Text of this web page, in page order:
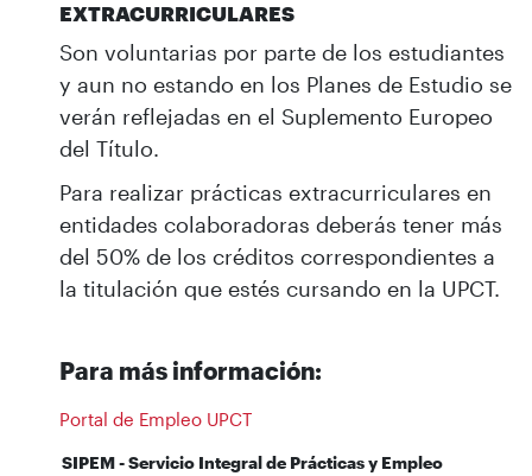
EXTRACURRICULARES
Son voluntarias por parte de los estudiantes
y aun no estando en los Planes de Estudio se
verán reflejadas en el Suplemento Europeo
del Título.
Para realizar prácticas extracurriculares en
entidades colaboradoras deberás tener más
del 50% de los créditos correspondientes a
la titulación que estés cursando en la UPCT.
Para más información:
Portal de Empleo UPCT
SIPEM - Servicio Integral de Prácticas y Empleo